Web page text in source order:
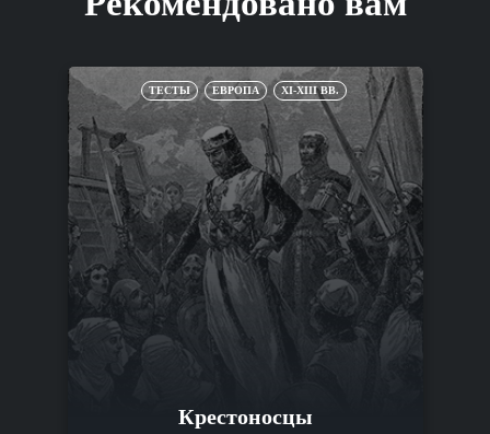
ТЕСТЫ ЕВРОПА XI-XIII ВВ.
Крестоносцы